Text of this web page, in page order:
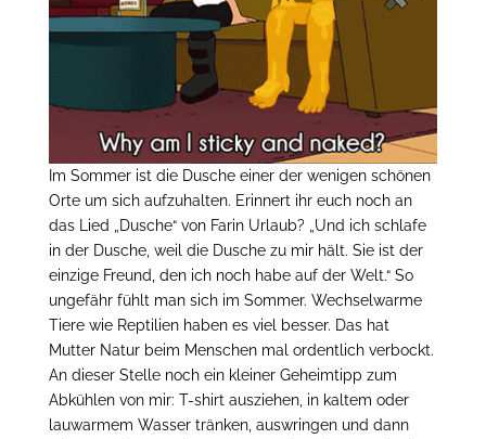
Im Sommer ist die Dusche einer der wenigen schönen
Orte um sich aufzuhalten. Erinnert ihr euch noch an
das Lied „Dusche“ von Farin Urlaub? „Und ich schlafe
in der Dusche, weil die Dusche zu mir hält. Sie ist der
einzige Freund, den ich noch habe auf der Welt.“ So
ungefähr fühlt man sich im Sommer. Wechselwarme
Tiere wie Reptilien haben es viel besser. Das hat
Mutter Natur beim Menschen mal ordentlich verbockt.
An dieser Stelle noch ein kleiner Geheimtipp zum
Abkühlen von mir: T-shirt ausziehen, in kaltem oder
lauwarmem Wasser tränken, auswringen und dann